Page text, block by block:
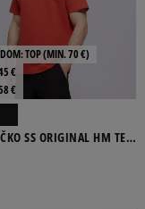
TOP (MIN. 70 €)
€
€
SS ORIGINAL HM TEE